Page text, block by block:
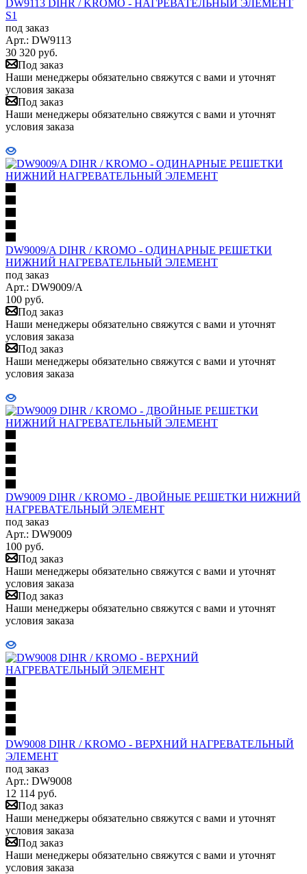
DW9113 DIHR / KROMO - НАГРЕВАТЕЛЬНЫЙ ЭЛЕМЕНТ
S1
под заказ
Арт.: DW9113
30 320 руб.
Под заказ
Наши менеджеры обязательно свяжутся с вами и уточнят
условия заказа
Под заказ
Наши менеджеры обязательно свяжутся с вами и уточнят
условия заказа
DW9009/A DIHR / KROMO - ОДИНАРНЫЕ РЕШЕТКИ
НИЖНИЙ НАГРЕВАТЕЛЬНЫЙ ЭЛЕМЕНТ
под заказ
Арт.: DW9009/A
100 руб.
Под заказ
Наши менеджеры обязательно свяжутся с вами и уточнят
условия заказа
Под заказ
Наши менеджеры обязательно свяжутся с вами и уточнят
условия заказа
DW9009 DIHR / KROMO - ДВОЙНЫЕ РЕШЕТКИ НИЖНИЙ
НАГРЕВАТЕЛЬНЫЙ ЭЛЕМЕНТ
под заказ
Арт.: DW9009
100 руб.
Под заказ
Наши менеджеры обязательно свяжутся с вами и уточнят
условия заказа
Под заказ
Наши менеджеры обязательно свяжутся с вами и уточнят
условия заказа
DW9008 DIHR / KROMO - ВЕРХНИЙ НАГРЕВАТЕЛЬНЫЙ
ЭЛЕМЕНТ
под заказ
Арт.: DW9008
12 114 руб.
Под заказ
Наши менеджеры обязательно свяжутся с вами и уточнят
условия заказа
Под заказ
Наши менеджеры обязательно свяжутся с вами и уточнят
условия заказа